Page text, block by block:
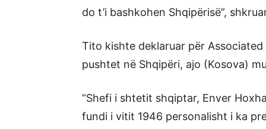
do t’i bashkohen Shqipërisë”,
Tito kishte deklaruar për
pushtet në Shqipëri, ajo (Kosova)
“Shefi i shtetit shqiptar, Enver
fundi i vitit 1946 personalisht i ka